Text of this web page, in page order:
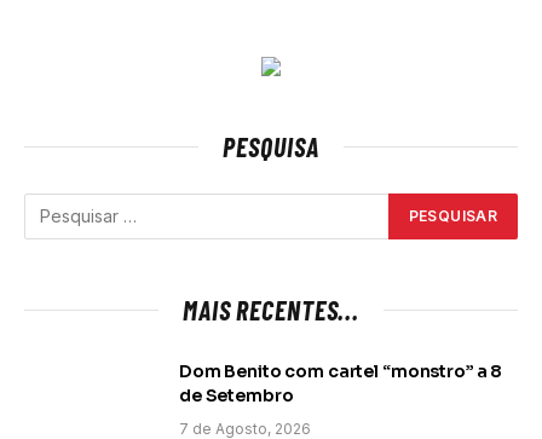
PESQUISA
MAIS RECENTES...
Dom Benito com cartel “monstro” a 8
de Setembro
7 de Agosto, 2026